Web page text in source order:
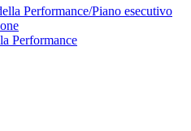
Performance/Piano esecutivo
Performance